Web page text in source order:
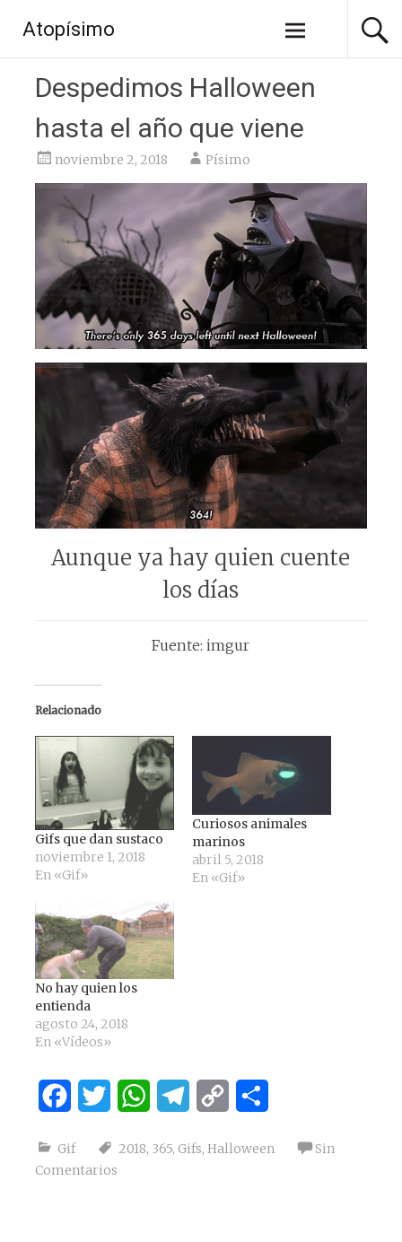
contenido
Atopísimo
Despedimos Halloween
hasta el año que viene
noviembre 2, 2018 Písimo
Aunque ya hay quien cuente
los días
Fuente: imgur
Relacionado
Gifs que dan sustaco
noviembre 1, 2018
En «Gif»
Curiosos animales
marinos
abril 5, 2018
En «Gif»
No hay quien los
entienda
agosto 24, 2018
En «Vídeos»
FacebookTwitter WhatsAppTelegram
Copy
Gif 2018, 365, Gifs, Halloween
Sin
Comentarios